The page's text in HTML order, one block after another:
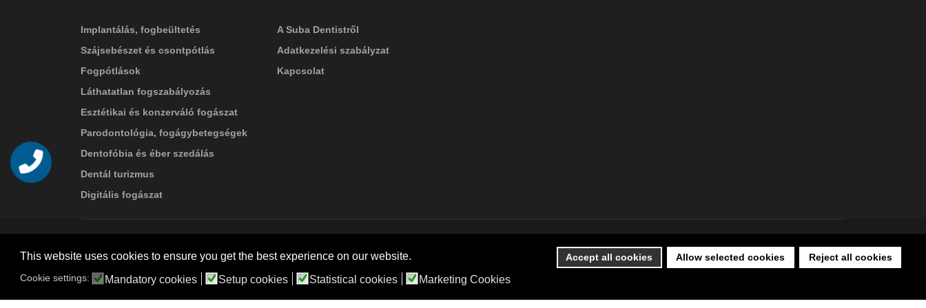
This website uses cookies to ensure you get the best experience on our website. Reject all cookies
Allow selected cookies
Accept all cookies
Cookie settings:
Mandatory cookies Setup cookies Statistical cookies Marketing Cookies
Implantálás, fogbeültetés
Szájsebészet és csontpótlás
Fogpótlások
Láthatatlan fogszabályozás
Esztétikai és konzerváló fogászat
Parodontológia, fogágybetegségek
Dentofóbia és éber szedálás
Dentál turizmus
Digitális fogászat
A Suba Dentistről
Adatkezelési szabályzat
Kapcsolat
Akadálymentesítési nyilatkozat
Telefon